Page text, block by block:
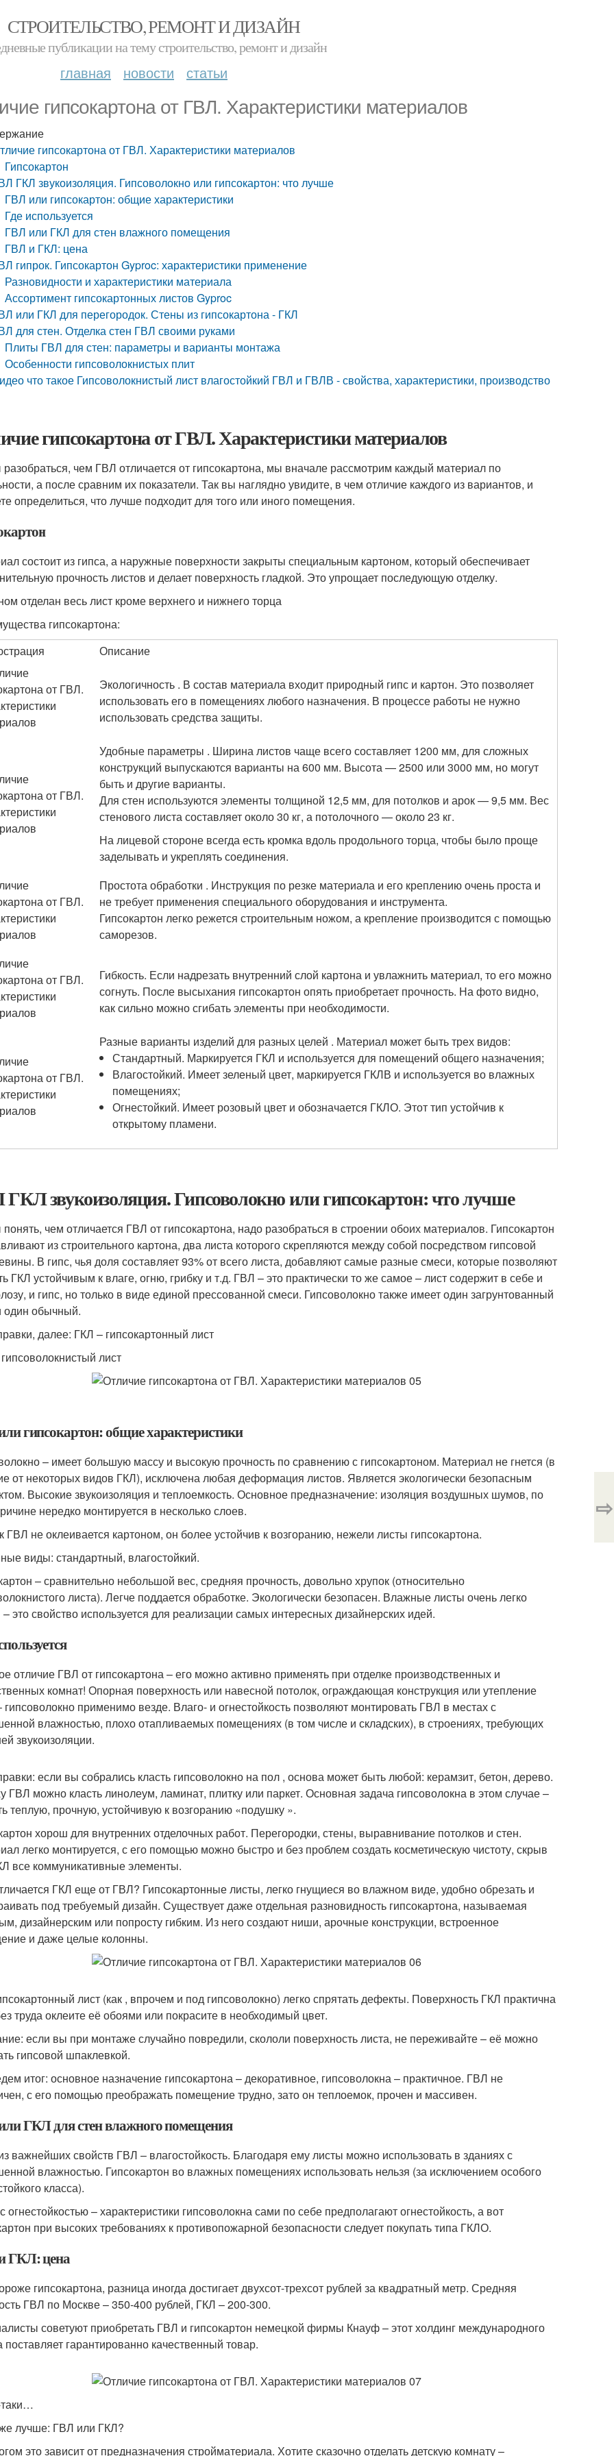
СТРОИТЕЛЬСТВО, РЕМОНТ И ДИЗАЙН
публикации на тему строительство, ремонт и дизайн
главная новости статьи
гипсокартона от ГВЛ. Характеристики материалов
гипсокартона от ГВЛ. Характеристики материалов
Гипсокартон
ГКЛ звукоизоляция. Гипсоволокно или гипсокартон: что лучше
ГВЛ или гипсокартон: общие характеристики
Где используется
ГВЛ или ГКЛ для стен влажного помещения
ГВЛ и ГКЛ: цена
гипрок. Гипсокартон Gyproc: характеристики применение
Разновидности и характеристики материала
Ассортимент гипсокартонных листов Gyproc
или ГКЛ для перегородок. Стены из гипсокартона - ГКЛ
для стен. Отделка стен ГВЛ своими руками
Плиты ГВЛ для стен: параметры и варианты монтажа
Особенности гипсоволокнистых плит
что такое Гипсоволокнистый лист влагостойкий ГВЛ и ГВЛВ - свойства, характеристики, производство
гипсокартона от ГВЛ. Характеристики материалов
чем ГВЛ отличается от гипсокартона, мы вначале рассмотрим каждый материал по
а после сравним их показатели. Так вы наглядно увидите, в чем отличие каждого из вариантов, и
определиться, что лучше подходит для того или иного помещения.
состоит из гипса, а наружные поверхности закрыты специальным картоном, который обеспечивает
прочность листов и делает поверхность гладкой. Это упрощает последующую отделку.
отделан весь лист кроме верхнего и нижнего торца
гипсокартона:
Описание
Экологичность . В состав материала входит природный гипс и картон. Это позволяет
использовать его в помещениях любого назначения. В процессе работы не нужно
использовать средства защиты.
Удобные параметры . Ширина листов чаще всего составляет 1200 мм, для сложных
конструкций выпускаются варианты на 600 мм. Высота — 2500 или 3000 мм, но могут
быть и другие варианты.
Для стен используются элементы толщиной 12,5 мм, для потолков и арок — 9,5 мм. Вес
стенового листа составляет около 30 кг, а потолочного — около 23 кг.
На лицевой стороне всегда есть кромка вдоль продольного торца, чтобы было проще
заделывать и укреплять соединения.
Простота обработки . Инструкция по резке материала и его креплению очень проста и
не требует применения специального оборудования и инструмента.
Гипсокартон легко режется строительным ножом, а крепление производится с помощью
саморезов.
Гибкость. Если надрезать внутренний слой картона и увлажнить материал, то его можно
согнуть. После высыхания гипсокартон опять приобретает прочность. На фото видно,
как сильно можно сгибать элементы при необходимости.
Разные варианты изделий для разных целей . Материал может быть трех видов:
Стандартный. Маркируется ГКЛ и используется для помещений общего назначения;
Влагостойкий. Имеет зеленый цвет, маркируется ГКЛВ и используется во влажных
помещениях;
Огнестойкий. Имеет розовый цвет и обозначается ГКЛО. Этот тип устойчив к
открытому пламени.
звукоизоляция. Гипсоволокно или гипсокартон: что лучше
чем отличается ГВЛ от гипсокартона, надо разобраться в строении обоих материалов. Гипсокартон
из строительного картона, два листа которого скрепляются между собой посредством гипсовой
В гипс, чья доля составляет 93% от всего листа, добавляют самые разные смеси, которые позволяют
ГКЛ устойчивым к влаге, огню, грибку и т.д. ГВЛ – это практически то же самое – лист содержит в себе и
и гипс, но только в виде единой прессованной смеси. Гипсоволокно также имеет один загрунтованный
один обычный.
далее: ГКЛ – гипсокартонный лист
лист
гипсокартон: общие характеристики
– имеет большую массу и высокую прочность по сравнению с гипсокартоном. Материал не гнется (в
от некоторых видов ГКЛ), исключена любая деформация листов. Является экологически безопасным
Высокие звукоизоляция и теплоемкость. Основное предназначение: изоляция воздушных шумов, по
нередко монтируется в несколько слоев.
ГВЛ не оклеивается картоном, он более устойчив к возгоранию, нежели листы гипсокартона.
виды: стандартный, влагостойкий.
– сравнительно небольшой вес, средняя прочность, довольно хрупок (относительно
листа). Легче поддается обработке. Экологически безопасен. Влажные листы очень легко
– это свойство используется для реализации самых интересных дизайнерских идей.
отличие ГВЛ от гипсокартона – его можно активно применять при отделке производственных и
комнат! Опорная поверхность или навесной потолок, ограждающая конструкция или утепление
гипсоволокно применимо везде. Влаго- и огнестойкость позволяют монтировать ГВЛ в местах с
влажностью, плохо отапливаемых помещениях (в том числе и складских), в строениях, требующих
звукоизоляции.
если вы собрались класть гипсоволокно на пол , основа может быть любой: керамзит, бетон, дерево.
ГВЛ можно класть линолеум, ламинат, плитку или паркет. Основная задача гипсоволокна в этом случае –
теплую, прочную, устойчивую к возгоранию «подушку ».
хорош для внутренних отделочных работ. Перегородки, стены, выравнивание потолков и стен.
легко монтируется, с его помощью можно быстро и без проблем создать косметическую чистоту, скрыв
все коммуникативные элементы.
ГКЛ еще от ГВЛ? Гипсокартонные листы, легко гнущиеся во влажном виде, удобно обрезать и
под требуемый дизайн. Существует даже отдельная разновидность гипсокартона, называемая
дизайнерским или попросту гибким. Из него создают ниши, арочные конструкции, встроенное
и даже целые колонны.
лист (как , впрочем и под гипсоволокно) легко спрятать дефекты. Поверхность ГКЛ практична
труда оклеите её обоями или покрасите в необходимый цвет.
если вы при монтаже случайно повредили, скололи поверхность листа, не переживайте – её можно
гипсовой шпаклевкой.
итог: основное назначение гипсокартона – декоративное, гипсоволокна – практичное. ГВЛ не
с его помощью преображать помещение трудно, зато он теплоемок, прочен и массивен.
ГКЛ для стен влажного помещения
важнейших свойств ГВЛ – влагостойкость. Благодаря ему листы можно использовать в зданиях с
влажностью. Гипсокартон во влажных помещениях использовать нельзя (за исключением особого
класса).
огнестойкостью – характеристики гипсоволокна сами по себе предполагают огнестойкость, а вот
при высоких требованиях к противопожарной безопасности следует покупать типа ГКЛО.
ГКЛ: цена
гипсокартона, разница иногда достигает двухсот-трехсот рублей за квадратный метр. Средняя
ГВЛ по Москве – 350-400 рублей, ГКЛ – 200-300.
советуют приобретать ГВЛ и гипсокартон немецкой фирмы Кнауф – этот холдинг международного
поставляет гарантированно качественный товар.
лучше: ГВЛ или ГКЛ?
это зависит от предназначения стройматериала. Хотите сказочно отделать детскую комнату –
⇨